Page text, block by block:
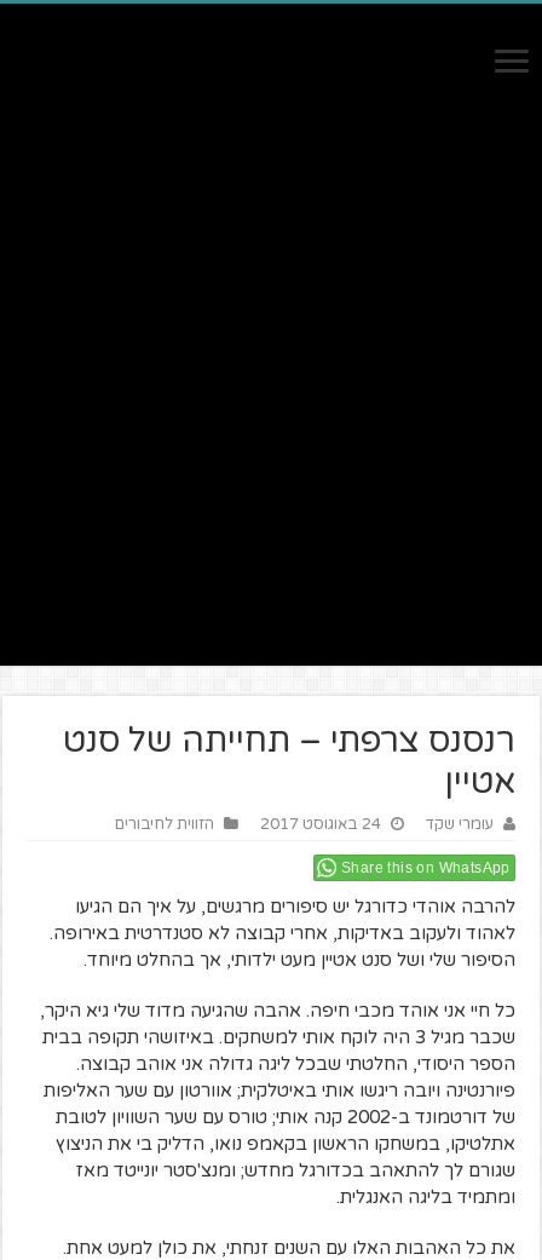
רנסנס צרפתי – תחייתה של סנט
אטיין
עומרי שקד 24 באוגוסט 2017 הזווית לחיבורים
Share this on WhatsApp
להרבה אוהדי כדורגל יש סיפורים מרגשים, על איך הם הגיעו
לאהוד ולעקוב באדיקות, אחרי קבוצה לא סטנדרטית באירופה.
הסיפור שלי ושל סנט אטיין מעט ילדותי, אך בהחלט מיוחד.
כל חיי אני אוהד מכבי חיפה. אהבה שהגיעה מדוד שלי גיא היקר,
שכבר מגיל 3 היה לוקח אותי למשחקים. באיזושהי תקופה בבית
הספר היסודי, החלטתי שבכל ליגה גדולה אני אוהב קבוצה.
פיורנטינה ויובה ריגשו אותי באיטלקית; אוורטון עם שער האליפות
של דורטמונד ב-2002 קנה אותי; טורס עם שער השוויון לטובת
אתלטיקו, במשחקו הראשון בקאמפ נואו, הדליק בי את הניצוץ
שגורם לך להתאהב בכדורגל מחדש; ומנצ'סטר יונייטד מאז
ומתמיד בליגה האנגלית.
את כל האהבות האלו עם השנים זנחתי, את כולן למעט אחת.